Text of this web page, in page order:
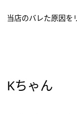
当店のバレた原因を
Kちゃん